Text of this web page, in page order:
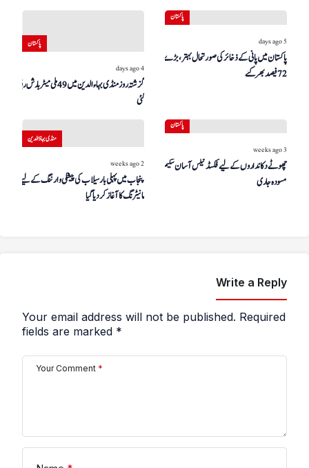
پاکستان
4 days ago
گزشتہ روز منڈی بہاءالدین میں 49 ملی میٹر بارش ریکارڈ کی
گئی
پاکستان
5 days ago
پاکستان میں پانی کے ذخائر کی صورتحال بہتر، بڑے ڈیم
72 فیصد بھر گئے
منڈی بہاؤالدین
2 weeks ago
پنجاب میں پہلی بار سیلاب کی پیشگی وارننگ کے لیے ڈرون
مانیٹرنگ کا آغاز کر دیا گیا
پاکستان
3 weeks ago
چھوٹے دکانداروں کے لیے فکسڈ ٹیکس آسان سکیم کا
مسودہ جاری
Write a Reply
Your email address will not be published. Required
fields are marked *
Your Comment *